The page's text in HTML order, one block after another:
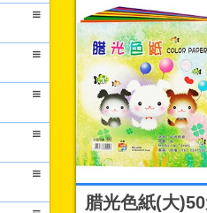
腊光色紙(大